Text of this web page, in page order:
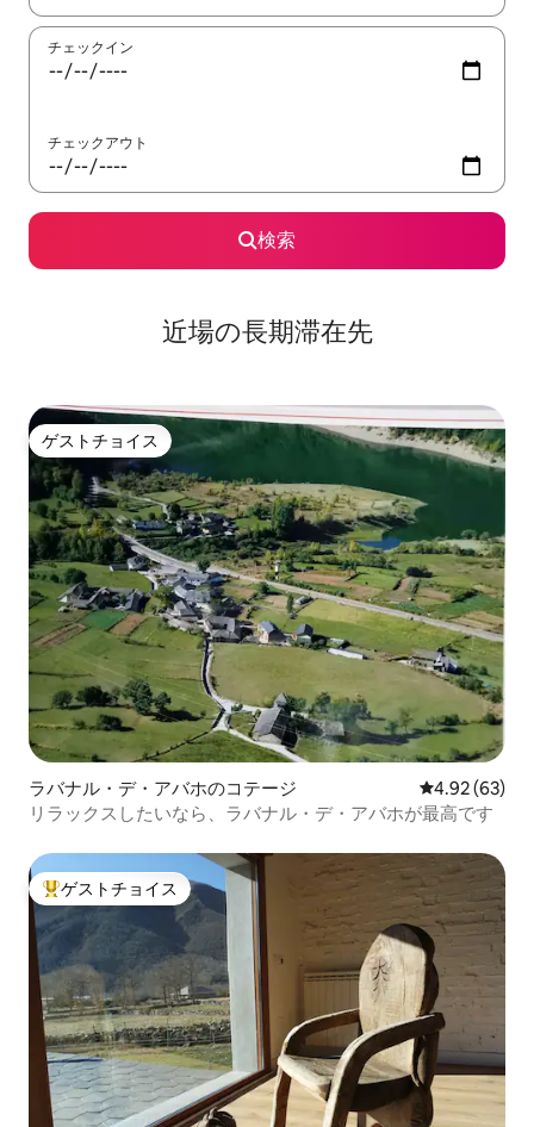
チェックイン
チェックアウト
検索
近場の長期滞在先
ゲストチョイス
ゲストチョイス
ラバナル・デ・アバホのコテージ レビュー63
4.92 (63)
リラックスしたいなら、ラバナル・デ・アバホが最高です
大好評のゲストチョイスです。
ゲストチョイス